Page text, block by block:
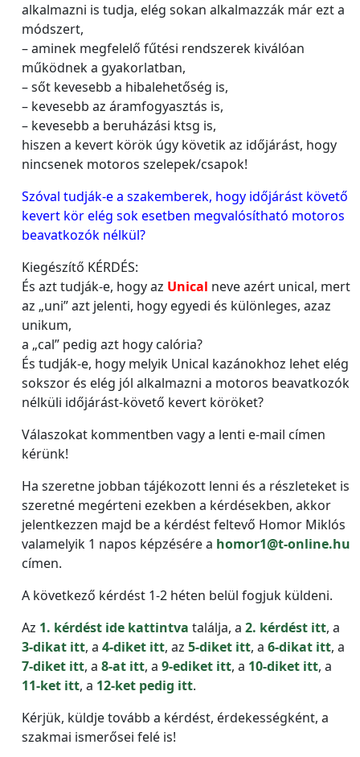
alkalmazni is tudja, elég sokan alkalmazzák már ezt a
módszert,
– aminek megfelelő fűtési rendszerek kiválóan
működnek a gyakorlatban,
– sőt kevesebb a hibalehetőség is,
– kevesebb az áramfogyasztás is,
– kevesebb a beruházási ktsg is,
hiszen a kevert körök úgy követik az időjárást, hogy
nincsenek motoros szelepek/csapok!
Szóval tudják-e a szakemberek, hogy időjárást követő
kevert kör elég sok esetben megvalósítható motoros
beavatkozók nélkül?
Kiegészítő KÉRDÉS:
És azt tudják-e, hogy az Unical neve azért unical, mert
az „uni” azt jelenti, hogy egyedi és különleges, azaz
unikum,
a „cal” pedig azt hogy calória?
És tudják-e, hogy melyik Unical kazánokhoz lehet elég
sokszor és elég jól alkalmazni a motoros beavatkozók
nélküli időjárást-követő kevert köröket?
Válaszokat kommentben vagy a lenti e-mail címen
kérünk!
Ha szeretne jobban tájékozott lenni és a részleteket is
szeretné megérteni ezekben a kérdésekben, akkor
jelentkezzen majd be a kérdést feltevő Homor Miklós
valamelyik 1 napos képzésére a homor1@t-online.hu
címen.
A következő kérdést 1-2 héten belül fogjuk küldeni.
Az 1. kérdést ide kattintva találja, a 2. kérdést itt, a
3-dikat itt, a 4-diket itt, az 5-diket itt, a 6-dikat itt, a
7-diket itt, a 8-at itt, a 9-ediket itt, a 10-diket itt, a
11-ket itt, a 12-ket pedig itt.
Kérjük, küldje tovább a kérdést, érdekességként, a
szakmai ismerősei felé is!